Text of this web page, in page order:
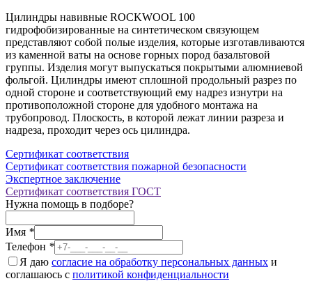
Цилиндры навивные ROCKWOOL 100
гидрофобизированные на синтетическом связующем
представляют собой полые изделия, которые изготавливаются
из каменной ваты на основе горных пород базальтовой
группы. Изделия могут выпускаться покрытыми алюмниевой
фольгой. Цилиндры имеют сплошной продольный разрез по
одной стороне и соответствующий ему надрез изнутри на
противоположной стороне для удобного монтажа на
трубопровод. Плоскость, в которой лежат линии разреза и
надреза, проходит через ось цилиндра.
Сертификат соответствия
Сертификат соответствия пожарной безопасности
Экспертное заключение
Сертификат соответствия ГОСТ
Нужна помощь в подборе?
Имя *
Телефон *
Я даю согласие на обработку персональных данных и
соглашаюсь с политикой конфиденциальности